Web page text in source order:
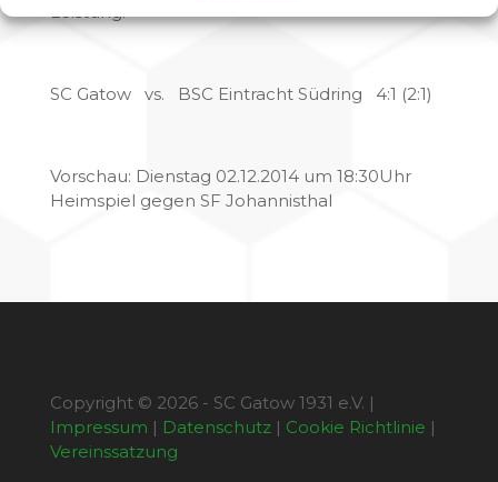
Leistung.
SC Gatow vs. BSC Eintracht Südring 4:1 (2:1)
Vorschau: Dienstag 02.12.2014 um 18:30Uhr
Heimspiel gegen SF Johannisthal
Copyright © 2026 - SC Gatow 1931 e.V. |
Impressum | Datenschutz| Cookie Richtlinie |
Vereinssatzung